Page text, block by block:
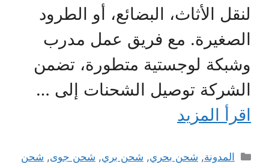
لنقل الأثاث، البضائع، أو الطرود
الصغيرة. مع فريق عمل مدرب
وشبكة لوجستية متطورة، تضمن
الشركة توصيل الشحنات إلى …
اقرأ المزيد
التصنيفات
المدونة, شحن بحري, شحن بري, شحن جوى, شحن